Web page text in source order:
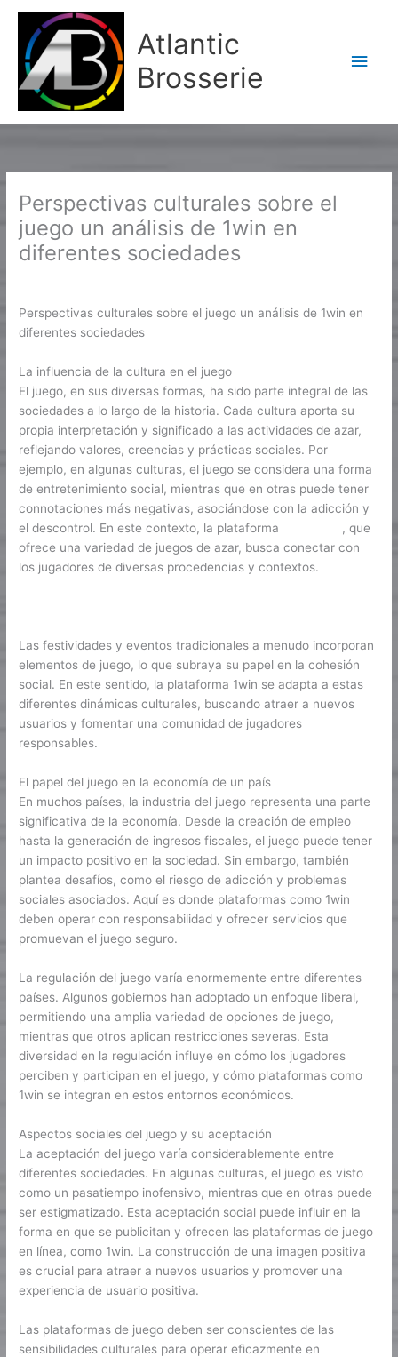
contenu
Atlantic
Brosserie
Perspectivas culturales sobre el
juego un análisis de 1win en
diferentes sociedades
Perspectivas culturales sobre el juego un análisis de 1win en
diferentes sociedades
La influencia de la cultura en el juego
El juego, en sus diversas formas, ha sido parte integral de las
sociedades a lo largo de la historia. Cada cultura aporta su
propia interpretación y significado a las actividades de azar,
reflejando valores, creencias y prácticas sociales. Por
ejemplo, en algunas culturas, el juego se considera una forma
de entretenimiento social, mientras que en otras puede tener
connotaciones más negativas, asociándose con la adicción y
el descontrol. En este contexto, la plataforma
, que
ofrece una variedad de juegos de azar, busca conectar con
los jugadores de diversas procedencias y contextos.
Las festividades y eventos tradicionales a menudo incorporan
elementos de juego, lo que subraya su papel en la cohesión
social. En este sentido, la plataforma 1win se adapta a estas
diferentes dinámicas culturales, buscando atraer a nuevos
usuarios y fomentar una comunidad de jugadores
responsables.
El papel del juego en la economía de un país
En muchos países, la industria del juego representa una parte
significativa de la economía. Desde la creación de empleo
hasta la generación de ingresos fiscales, el juego puede tener
un impacto positivo en la sociedad. Sin embargo, también
plantea desafíos, como el riesgo de adicción y problemas
sociales asociados. Aquí es donde plataformas como 1win
deben operar con responsabilidad y ofrecer servicios que
promuevan el juego seguro.
La regulación del juego varía enormemente entre diferentes
países. Algunos gobiernos han adoptado un enfoque liberal,
permitiendo una amplia variedad de opciones de juego,
mientras que otros aplican restricciones severas. Esta
diversidad en la regulación influye en cómo los jugadores
perciben y participan en el juego, y cómo plataformas como
1win se integran en estos entornos económicos.
Aspectos sociales del juego y su aceptación
La aceptación del juego varía considerablemente entre
diferentes sociedades. En algunas culturas, el juego es visto
como un pasatiempo inofensivo, mientras que en otras puede
ser estigmatizado. Esta aceptación social puede influir en la
forma en que se publicitan y ofrecen las plataformas de juego
en línea, como 1win. La construcción de una imagen positiva
es crucial para atraer a nuevos usuarios y promover una
experiencia de usuario positiva.
Las plataformas de juego deben ser conscientes de las
sensibilidades culturales para operar eficazmente en